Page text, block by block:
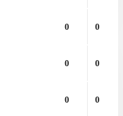
0 0
0 0
0 0